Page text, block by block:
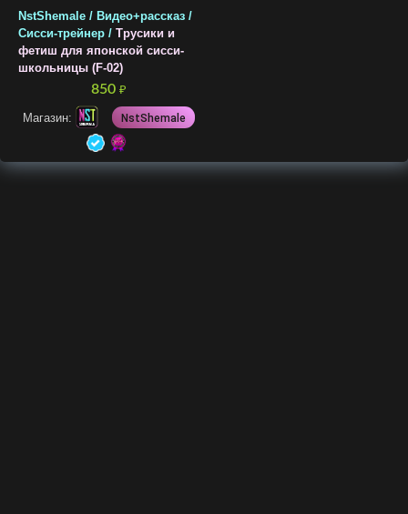
NstShemale / Видео+рассказ /
Сисси-трейнер / Трусики и
фетиш для японской сисси-
школьницы (F-02)
850 ₽
Магазин: NstShemale